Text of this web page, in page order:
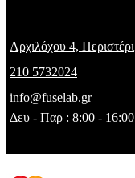
Αρχιλόχου 4, Περιστέρι
210 5732024
info@fuselab.gr
Δευ - Παρ : 8:00 - 16:00